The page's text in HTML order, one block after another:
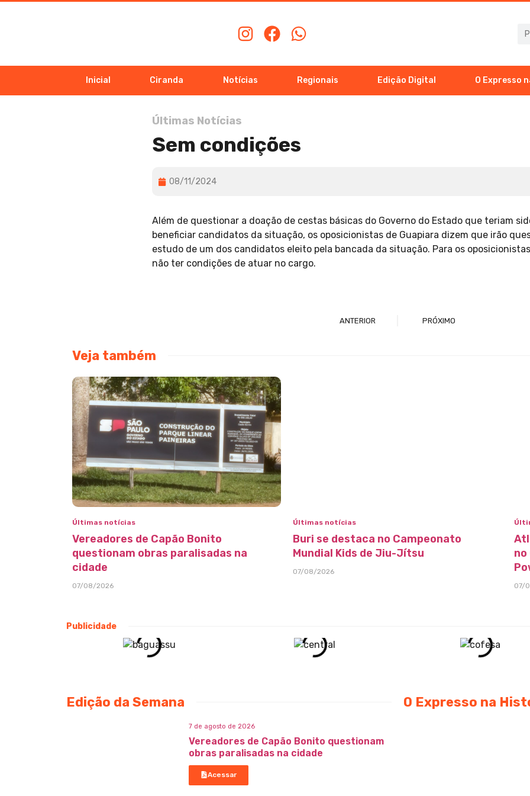
Inicial Ciranda Notícias Regionais Edição Digital O Expresso
Últimas Notícias
Sem condições
08/11/2024
Além de questionar a doação de cestas básicas do Governo do Estado que teriam
beneficiar candidatos da situação, os oposicionistas de Guapiara dizem que irão
estudo de um dos candidatos eleito pela bancada da situação. Para os
não ter condições de atuar no cargo.
ANTERIOR PRÓXIMO
Veja também
Últimas notícias
Vereadores de Capão Bonito
questionam obras paralisadas na
cidade
07/08/2026
Últimas notícias
Buri se destaca no Campeonato
Mundial Kids de Jiu-Jítsu
07/08/2026
no
07/
Publicidade
Edição da Semana
7 de agosto de 2026
Vereadores de Capão Bonito questionam
obras paralisadas na cidade
Acessar
O Expresso na